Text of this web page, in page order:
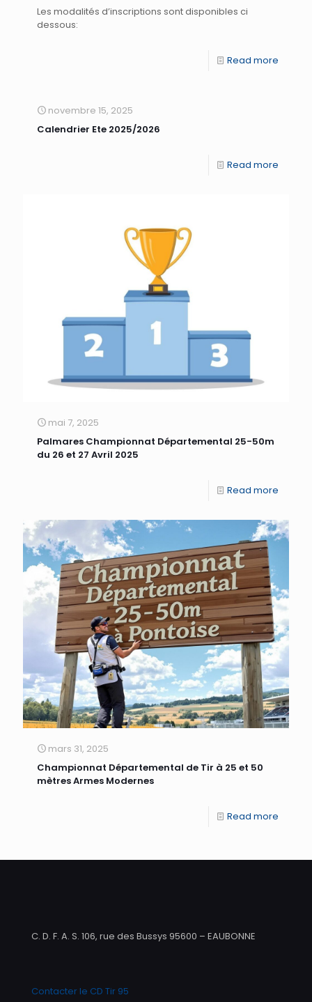
Les modalités d’inscriptions sont disponibles ci
dessous:
Read more
novembre 15, 2025
Calendrier Ete 2025/2026
Read more
mai 7, 2025
Palmares Championnat Départemental 25-50m
du 26 et 27 Avril 2025
Read more
mars 31, 2025
Championnat Départemental de Tir à 25 et 50
mètres Armes Modernes
Read more
C. D. F. A. S. 106, rue des Bussys 95600 – EAUBONNE
Contacter le CD Tir 95